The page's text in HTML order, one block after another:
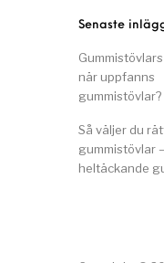
Senaste
när uppfanns
gummistövlar?
Så väljer du
gummistövlar
heltäckande